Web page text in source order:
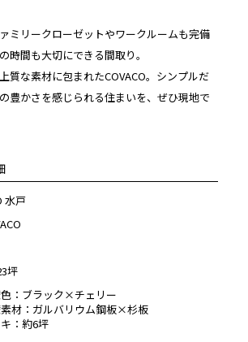
ミリークローゼットやワークルームも完備
時間も大切にできる間取り。
質な素材に包まれたCOVACO。シンプルだ
豊かさを感じられる住まいを、ぜひ現地で
水戸
坪
：ブラック×チェリー
材：ガルバリウム鋼板×杉板
：約6坪